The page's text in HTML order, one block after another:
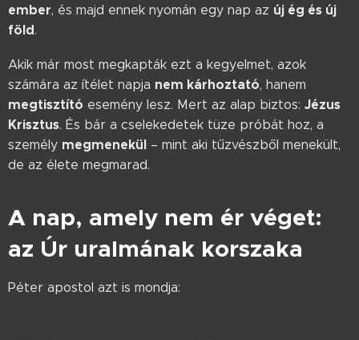
ember, és majd ennek nyomán egy nap az új ég és új
föld.
Akik már most megkapták ezt a kegyelmet, azok
számára az ítélet napja nem kárhoztató, hanem
megtisztító esemény lesz. Mert az alap biztos: Jézus
Krisztus. És bár a cselekedetek tüze próbát hoz, a
személy megmenekül – mint aki tűzvészből menekült,
de az élete megmarad.
A nap, amely nem ér véget:
az Úr uralmának korszaka
Péter apostol azt is mondja: